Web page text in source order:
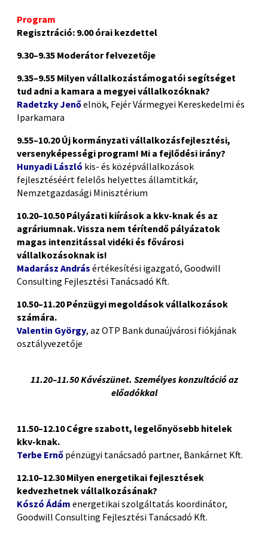
Program
Regisztráció: 9.00órai kezdettel
9.30–9.35 Moderátorfelvezetője
9.35–9.55 Milyen vállalkozástámogatói segítséget
tud adni a kamara a megyei vállalkozóknak?
Radetzky Jenőelnök, Fejér Vármegyei Kereskedelmi és
Iparkamara
9.55–10.20 Új kormányzati vállalkozásfejlesztési,
versenyképességi program! Mi a fejlődési irány?
Hunyadi László kis- és középvállalkozások
fejlesztéséért felelős helyettes államtitkár,
Nemzetgazdasági Minisztérium
10.20–10.50 Pályázati kiírások a kkv-knak és az
agráriumnak.Vissza nem térítendő pályázatok
magas intenzitással vidéki és fővárosi
vállalkozásoknak is!
Madarász András értékesítési igazgató, Goodwill
Consulting Fejlesztési Tanácsadó Kft.
10.50–11.20 Pénzügyi megoldások vállalkozások
számára.
Valentin György, az OTP Bank dunaújvárosi fiókjának
osztályvezetője
11.20–11.50 Kávészünet. Személyes konzultáció az
előadókkal
11.50–12.10 Cégre szabott, legelőnyösebb hitelek
kkv-knak.
Terbe Ernő pénzügyi tanácsadó partner, Bankárnet Kft.
12.10–12.30 Milyen energetikai fejlesztések
kedvezhetnek vállalkozásának?
Kószó Ádám energetikai szolgáltatás koordinátor,
Goodwill Consulting Fejlesztési Tanácsadó Kft.